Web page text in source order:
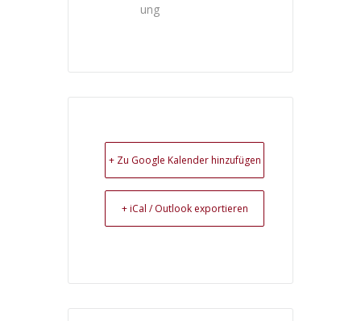
ung
+ Zu Google Kalender hinzufügen
+ iCal / Outlook exportieren